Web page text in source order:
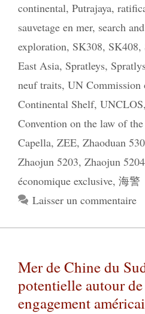
continental, Putrajaya,
sauvetage en mer, search
exploration, SK308, SK408,
East Asia, Spratleys,
neuf traits, UN
Continental Shelf, UNCLOS,
Convention on the law of the
Capella, ZEE, Zhaoduan
Zhaojun 5203, Zhaojun 5204
économique exclusive, 海警
Laisser un commentaire
Mer de Chine du
potentielle autour
engagement